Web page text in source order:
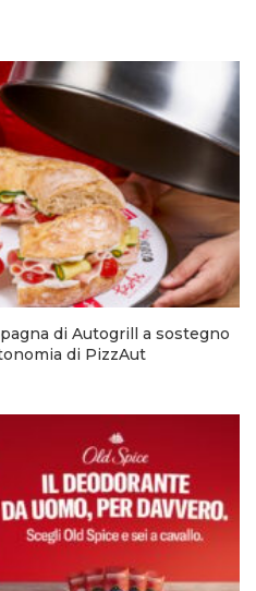
di Autogrill a sostegno
di PizzAut